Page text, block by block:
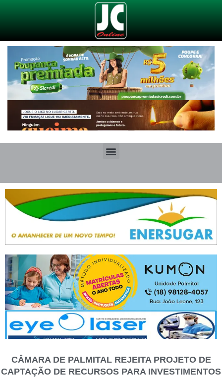
CÂMARA DE PALMITAL REJEITA PROJETO DE
CAPTAÇÃO DE RECURSOS PARA INVESTIMENTOS